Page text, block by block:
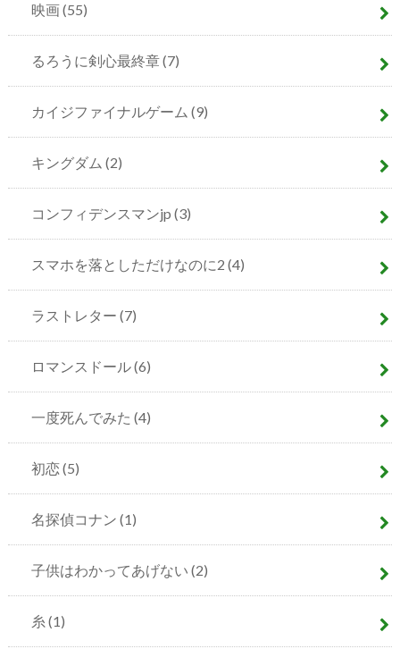
映画(55)
るろうに剣心最終章(7)
カイジファイナルゲーム (9)
キングダム (2)
コンフィデンスマンjp (3)
スマホを落としただけなのに2 (4)
ラストレター (7)
ロマンスドール(6)
一度死んでみた (4)
初恋(5)
名探偵コナン (1)
子供はわかってあげない (2)
糸 (1)